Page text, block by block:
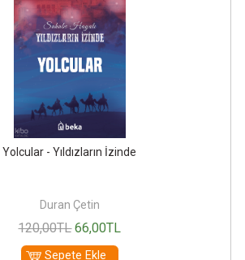
Yolcular - Yıldızların İzinde
Duran Çetin
120,00TL 66,00TL
Sepete Ekle